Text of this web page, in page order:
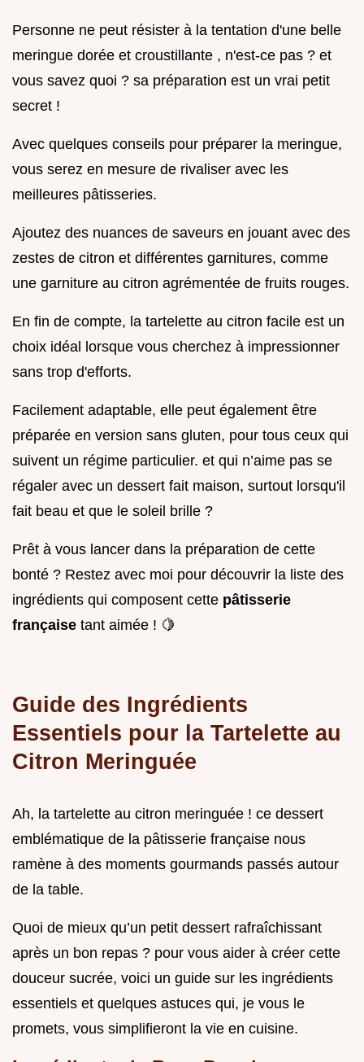
Personne ne peut résister à la tentation d'une belle
meringue dorée et croustillante , n'est-ce pas ? et
vous savez quoi ? sa préparation est un vrai petit
secret !
Avec quelques conseils pour préparer la meringue,
vous serez en mesure de rivaliser avec les
meilleures pâtisseries.
Ajoutez des nuances de saveurs en jouant avec des
zestes de citron et différentes garnitures, comme
une garniture au citron agrémentée de fruits rouges.
En fin de compte, la tartelette au citron facile est un
choix idéal lorsque vous cherchez à impressionner
sans trop d'efforts.
Facilement adaptable, elle peut également être
préparée en version sans gluten, pour tous ceux qui
suivent un régime particulier. et qui n’aime pas se
régaler avec un dessert fait maison, surtout lorsqu'il
fait beau et que le soleil brille ?
Prêt à vous lancer dans la préparation de cette
bonté ? Restez avec moi pour découvrir la liste des
ingrédients qui composent cette pâtisserie
française tant aimée ! 🍋
Guide des Ingrédients
Essentiels pour la Tartelette au
Citron Meringuée
Ah, la tartelette au citron meringuée ! ce dessert
emblématique de la pâtisserie française nous
ramène à des moments gourmands passés autour
de la table.
Quoi de mieux qu’un petit dessert rafraîchissant
après un bon repas ? pour vous aider à créer cette
douceur sucrée, voici un guide sur les ingrédients
essentiels et quelques astuces qui, je vous le
promets, vous simplifieront la vie en cuisine.